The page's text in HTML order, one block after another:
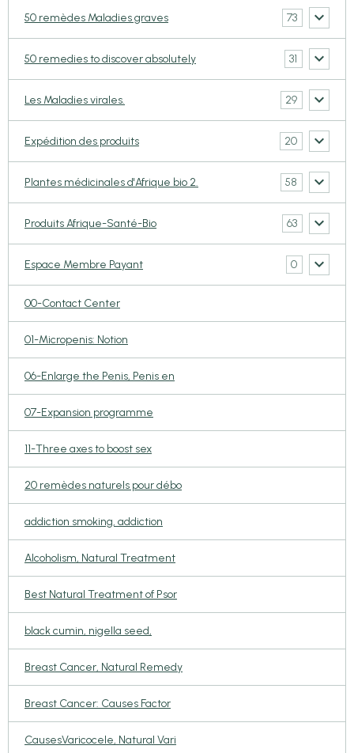
50 remèdes Maladies graves 73
50 remedies to discover absolutely 31
Les Maladies virales. 29
Expédition des produits 20
Plantes médicinales d'Afrique bio 2. 58
Produits Afrique-Santé-Bio 63
Espace Membre Payant 0
00-Contact Center
01-Micropenis: Notion
06-Enlarge the Penis, Penis en
07-Expansion programme
11-Three axes to boost sex
20 remèdes naturels pour débo
addiction smoking, addiction
Alcoholism, Natural Treatment
Best Natural Treatment of Psor
black cumin, nigella seed,
Breast Cancer, Natural Remedy
Breast Cancer: Causes Factor
CausesVaricocele, Natural Vari